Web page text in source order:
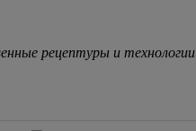
рецептуры и технологии